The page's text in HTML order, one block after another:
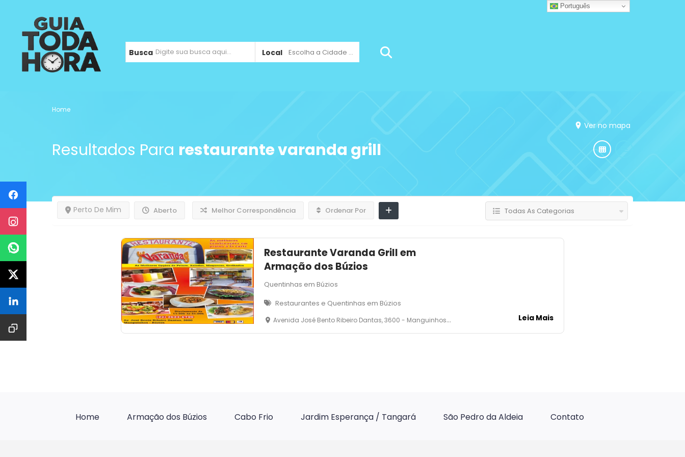
Busca Local Escolha a Cidade ...
Home
Ver no mapa
Resultados Para restaurante varanda grill
Aberto
Perto De Mim Melhor Correspondência Ordenar Por Todas As Categorias
Restaurante Varanda Grill em
Armação dos Búzios
Quentinhas em Búzios
Restaurantes e Quentinhas em Búzios
Avenida José Bento Ribeiro Dantas, 3600 - Manguinhos - Armação dos Búzios Leia Mais
Home Armação dos Búzios Cabo Frio Jardim Esperança / Tangará São Pedro da Aldeia Contato
Português